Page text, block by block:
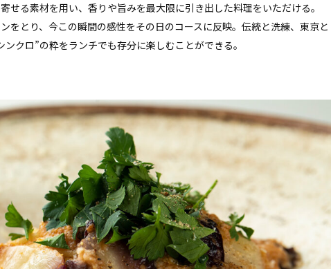
せる素材を用い、香りや旨みを最大限に引き出した料理をいただける。
をとり、今この瞬間の感性をその日のコースに反映。伝統と洗練、東京と
クロ”の粋をランチでも存分に楽しむことができる。